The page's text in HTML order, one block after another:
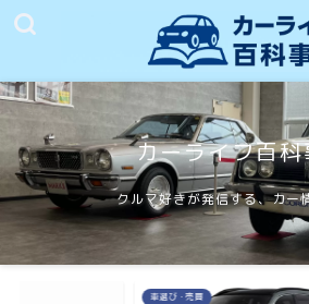
カーライフ百
クルマ好きが発信する、カー
車選び・売買